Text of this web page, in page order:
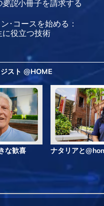
要説小冊子を請求する
･コースを始める：
に役立つ技術
スト @HOME
な歓喜 ナタリアと